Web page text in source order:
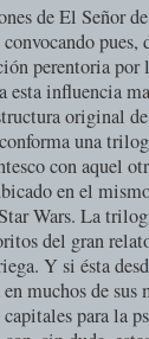
de El Señor
pues,
perentoria
esta influencia
original
una
con aquel
en el
Wars. La
del gran
Y si ésta
muchos de sus
para la